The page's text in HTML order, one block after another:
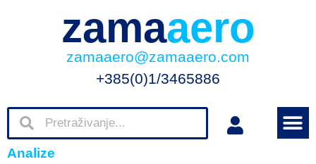
zamaaero
zamaaero@zamaaero.com
+385(0)1/3465886
Analize